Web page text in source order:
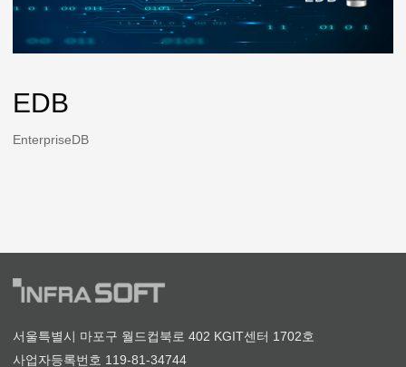
EDB
EnterpriseDB
서울특별시 마포구 월드컵북로 402 KGIT센터 1702호
사업자등록번호 119-81-34744